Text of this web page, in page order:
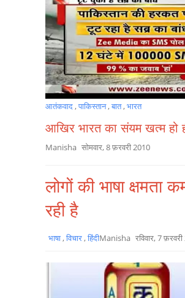
आतंकवाद,पाकिस्तान,बात,भारत
आखिर भारत का संयम खत्म हो
Manisha सोमवार, 8 फ़रवरी 2010
लोगों की भाषा क्षमता
रही है
Manisha रविवार, 7
भाषा,विचार,हिंदी